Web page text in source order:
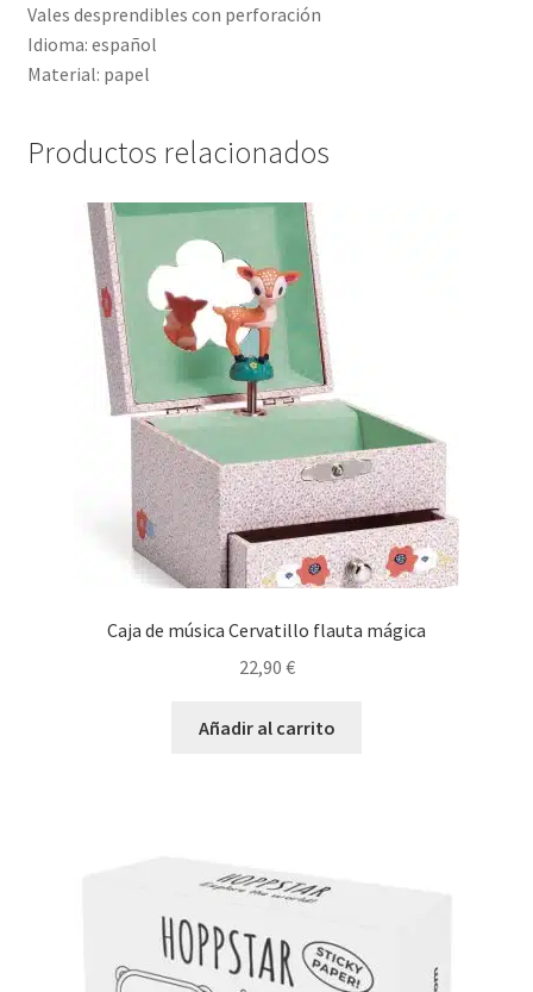
Vales desprendibles con perforación
Idioma: español
Material: papel
Productos relacionados
Caja de música Cervatillo flauta mágica
22,90 €
Añadir al carrito